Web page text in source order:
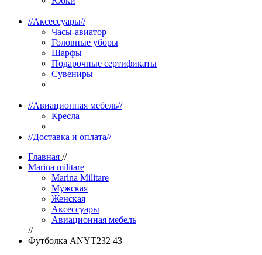
//Аксессуары//
Часы-авиатор
Головные уборы
Шарфы
Подарочные сертификаты
Сувениры
//Авиационная мебель//
Кресла
//Доставка и оплата//
Главная //
Marina militare
Marina Militare
Мужская
Женская
Аксессуары
Авиационная мебель
//
Футболка ANYT232 43